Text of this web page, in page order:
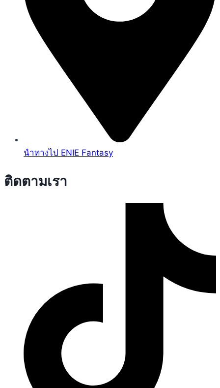
นำทางไป ENIE Fantasy
ติดตามเรา